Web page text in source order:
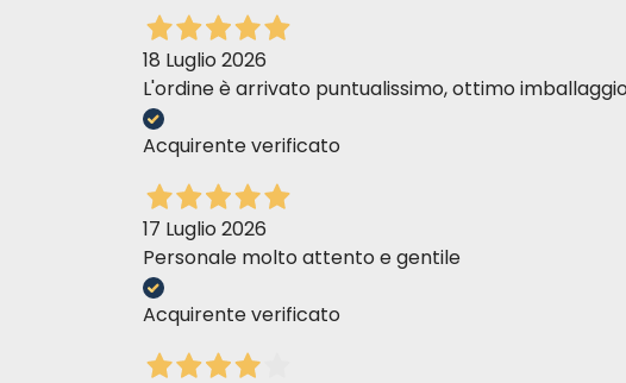
18 Luglio 2026
L'ordine è arrivato puntualissimo, ottimo
Acquirente verificato
17 Luglio 2026
Personale molto attento e gentile
Acquirente verificato